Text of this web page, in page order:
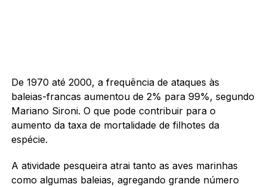
De 1970 até 2000, a frequência de ataques às
baleias-francas aumentou de 2% para 99%, segundo
Mariano Sironi. O que pode contribuir para o
aumento da taxa de mortalidade de filhotes da
espécie.
A atividade pesqueira atrai tanto as aves marinhas
como algumas baleias, agregando grande número